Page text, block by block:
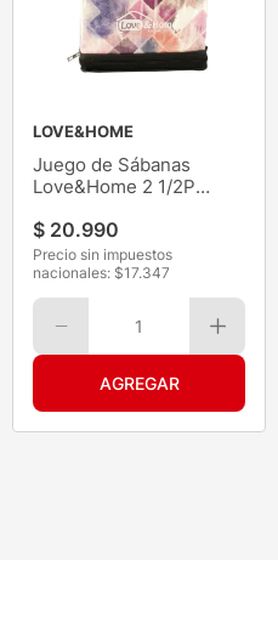
LOVE&HOME
Juego de Sábanas
Love&Home 2 1/2P
$ 20.990
Precio sin impuestos
nacionales: $17.347
1